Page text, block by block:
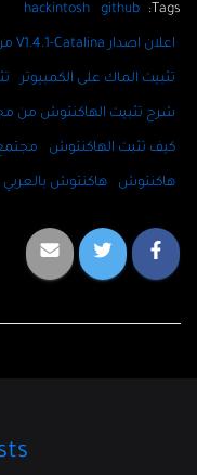
Tags:
github
hackintosh
اعلان اصدار V1.4.1-Catalina من شرح تثبيت الهاكنتوش
تثبيت الماك على الكمبيوتر
شرح تثبيت الهاكنتوش من
كيف تثبت الهاكنتوش
هاكنتوش هاكنتوش بالعربي